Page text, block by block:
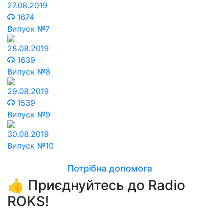
27.08.2019
1674
Випуск №7
28.08.2019
1639
Випуск №8
29.08.2019
1539
Випуск №9
30.08.2019
Випуск №10
Потрібна допомога
👍 Приєднуйтесь до Radio
ROKS!